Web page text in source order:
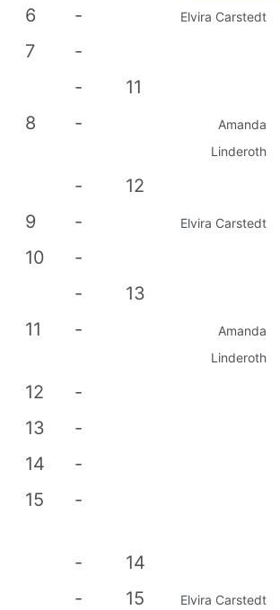
6
- Elvira Carstedt
7 -
-
11
8
-
Amanda
Linderoth
-
12
9
- Elvira Carstedt
10 -
-
13
11
-
Amanda
Linderoth
12 -
13 -
14 -
15 -
-
14
-
15 Elvira Carstedt